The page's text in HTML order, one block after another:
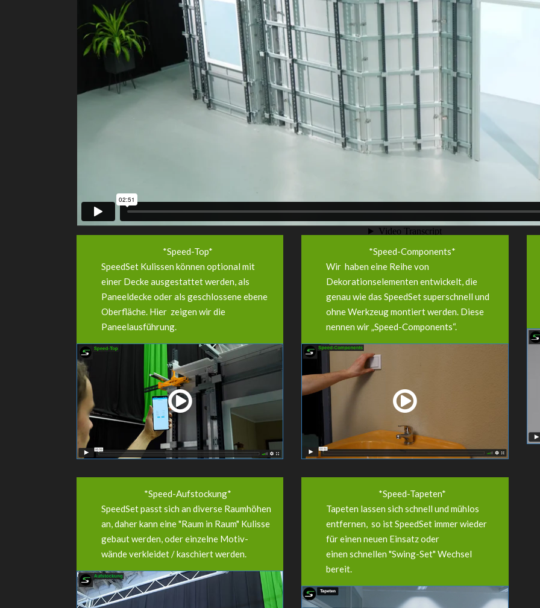
*Speed-Top*
SpeedSet Kulissen können optional mit
einer Decke ausgestattet werden, als
Paneeldecke oder als geschlossene ebene
Oberfläche. Hier zeigen wir die
Paneelausführung.
*Speed-Components*
Wir haben eine Reihe von
Dekorationselementen entwickelt, die
genau wie das SpeedSet superschnell und
ohne Werkzeug montiert werden. Diese
nennen wir „Speed-Components“.
*Speed-Aufstockung*
SpeedSet passt sich an diverse Raumhöhen
an, daher kann eine "Raum in Raum" Kulisse
gebaut werden, oder einzelne Motiv-
wände verkleidet / kaschiert werden.
*Speed-Tapeten*
Tapeten lassen sich schnell und mühlos
entfernen, so ist SpeedSet immer wieder
für einen neuen Einsatz oder
einen schnellen "Swing-Set" Wechsel
bereit.